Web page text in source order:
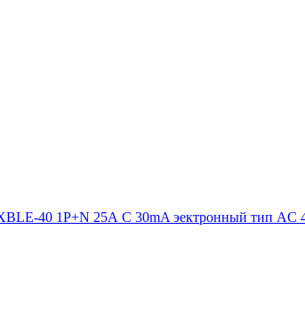
40 1P+N 25А C 30mA эектронный тип AC